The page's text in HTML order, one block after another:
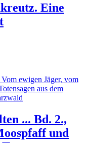
Eine
... Bd. 2.,
und